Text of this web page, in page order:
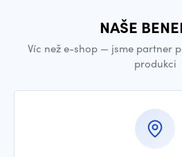
NAŠE
Víc než e-shop — jsme partner
produkci